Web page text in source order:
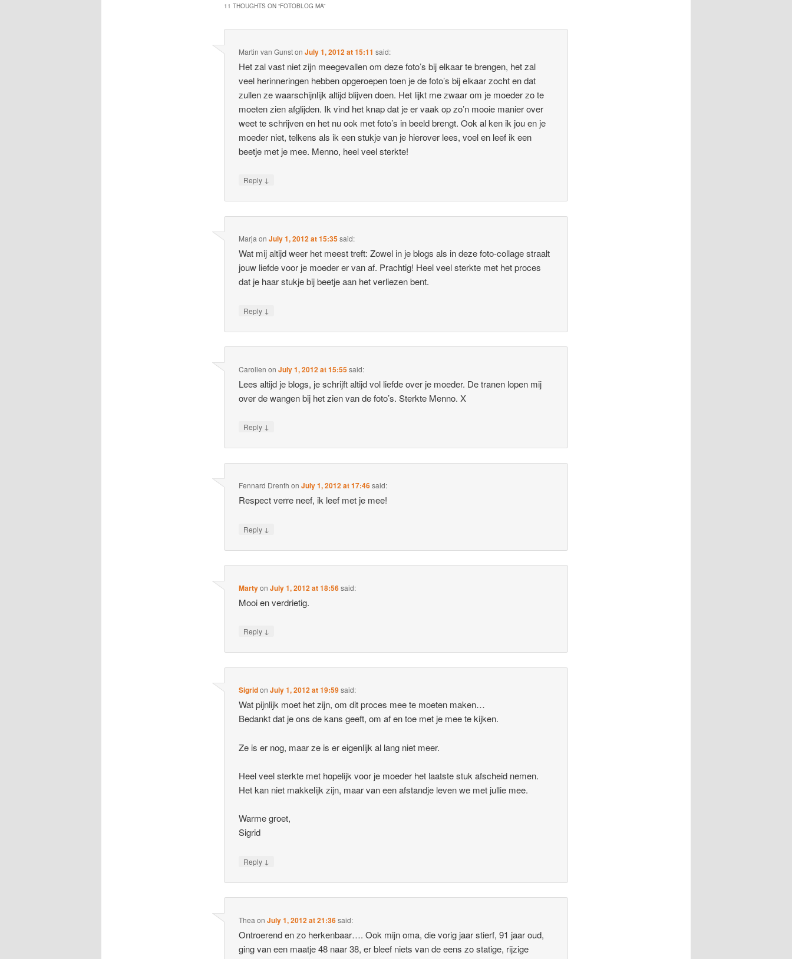
11 THOUGHTS ON “FOTOBLOG MA”
Martin van GunstonJuly 1, 2012 at 15:11 said:
Het zal vast niet zijn meegevallen om deze foto’s bij elkaar te brengen, het zal
veel herinneringen hebben opgeroepen toen je de foto’s bij elkaar zocht en dat
zullen ze waarschijnlijk altijd blijven doen. Het lijkt me zwaar om je moeder zo te
moeten zien afglijden. Ik vind het knap dat je er vaak op zo’n mooie manier over
weet te schrijven en het nu ook met foto’s in beeld brengt. Ook al ken ik jou en je
moeder niet, telkens als ik een stukje van je hierover lees, voel en leef ik een
beetje met je mee. Menno, heel veel sterkte!
Reply ↓
Marja onJuly 1, 2012 at 15:35said:
Wat mij altijd weer het meest treft: Zowel in je blogs als in deze foto-collage straalt
jouw liefde voor je moeder er van af. Prachtig! Heel veel sterkte met het proces
dat je haar stukje bij beetje aan het verliezen bent.
Reply ↓
Carolien onJuly 1, 2012 at 15:55said:
Lees altijd je blogs, je schrijft altijd vol liefde over je moeder. De tranen lopen mij
over de wangen bij het zien van de foto’s. Sterkte Menno. X
Reply ↓
Fennard Drenth onJuly 1, 2012 at 17:46said:
Respect verre neef, ik leef met je mee!
Reply ↓
MartyonJuly 1, 2012 at 18:56said:
Mooi en verdrietig.
Reply ↓
SigridonJuly 1, 2012 at 19:59said:
Wat pijnlijk moet het zijn, om dit proces mee te moeten maken…
Bedankt dat je ons de kans geeft, om af en toe met je mee te kijken.
Ze is er nog, maar ze is er eigenlijk al lang niet meer.
Heel veel sterkte met hopelijk voor je moeder het laatste stuk afscheid nemen.
Het kan niet makkelijk zijn, maar van een afstandje leven we met jullie mee.
Warme groet,
Sigrid
Reply ↓
Thea onJuly 1, 2012 at 21:36said:
Ontroerend en zo herkenbaar…. Ook mijn oma, die vorig jaar stierf, 91 jaar oud,
ging van een maatje 48 naar 38, er bleef niets van de eens zo statige, rijzige